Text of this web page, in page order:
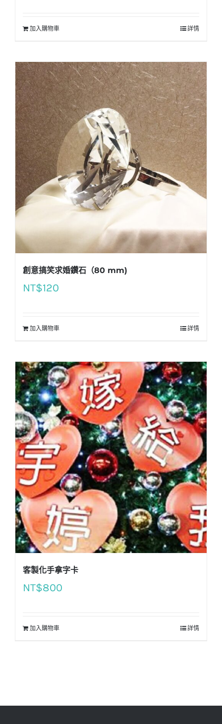
加入購物車 詳情
創意搞笑求婚鑽石（80 mm)
NT$120
加入購物車 詳情
客製化手拿字卡
NT$800
加入購物車 詳情